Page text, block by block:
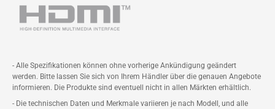
- Alle Spezifikationen können ohne vorherige Ankündigung geändert
werden. Bitte lassen Sie sich von Ihrem Händler über die genauen Angebote
informieren. Die Produkte sind eventuell nicht in allen Märkten erhältlich.
- Die technischen Daten und Merkmale variieren je nach Modell, und alle